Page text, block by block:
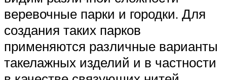
веревочные парки и городки. Для
создания таких парков
применяются различные варианты
такелажных изделий и в частности